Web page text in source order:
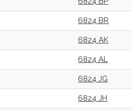
6824 BR
6824 AK
6824 AL
6824 JG
6824 JH